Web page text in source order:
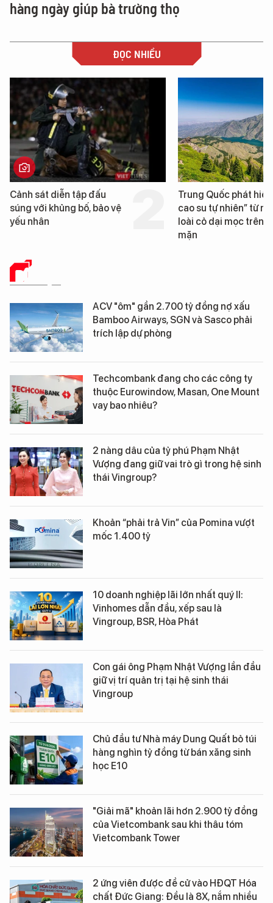
hàng ngày giúp bà trường thọ
ĐỌC NHIỀU
Trung Quốc phát hiện “mỏ
cao su tự nhiên” từ một
loài cỏ dại mọc trên đất
Loạt dự án bất
Đà Nẵng sắp bị
DỮ LIỆU
ACV "ôm" gần 2.700 tỷ đồng nợ xấu
Bamboo Airways, SGN và Sasco phải
trích lập dự phòng
Techcombank đang cho các công ty
thuộc Eurowindow, Masan, One Mount
vay bao nhiêu?
2 nàng dâu của tỷ phú Phạm Nhật
Vượng đang giữ vai trò gì trong hệ sinh
thái Vingroup?
Khoản “phải trả Vin” của Pomina vượt
mốc 1.400 tỷ
10 doanh nghiệp lãi lớn nhất quý II:
Vinhomes dẫn đầu, xếp sau là
Vingroup, BSR, Hòa Phát
Con gái ông Phạm Nhật Vượng lần đầu
giữ vị trí quản trị tại hệ sinh thái
Vingroup
Chủ đầu tư Nhà máy Dung Quất bỏ túi
hàng nghìn tỷ đồng từ bán xăng sinh
học E10
"Giải mã" khoản lãi hơn 2.900 tỷ đồng
của Vietcombank sau khi thâu tóm
Vietcombank Tower
2 ứng viên được đề cử vào HĐQT Hóa
chất Đức Giang: Đều là 8X, nắm nhiều